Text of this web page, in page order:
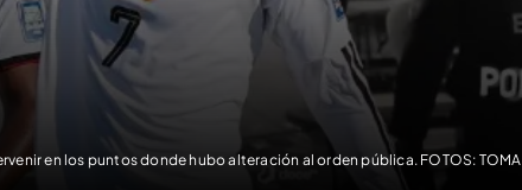
en los puntos donde hubo alteración al orden pública. FOTOS: TOMA